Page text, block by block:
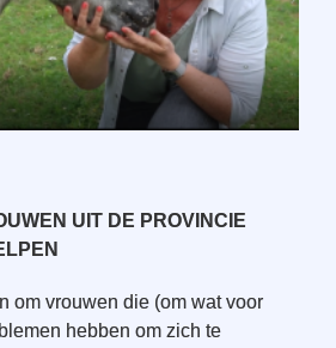
UIT DE PROVINCIE
om vrouwen die (om wat voor
hebben om zich te